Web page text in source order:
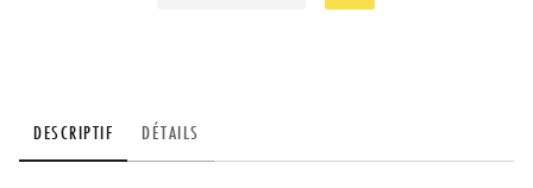
DESCRIPTIF DÉTAILS